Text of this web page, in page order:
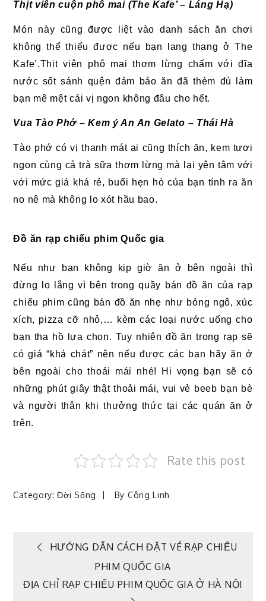
Thịt viên cuộn phô mai (The Kafe’ – Láng Hạ)
Món này cũng được liệt vào danh sách ăn chơi
không thể thiếu được nếu bạn lang thang ở The
Kafe’.Thịt viên phô mai thơm lừng chấm với đĩa
nước sốt sánh quện đảm bảo ăn đã thèm đủ làm
bạn mê mệt cái vị ngon không đâu cho hết.
Vua Tào Phớ – Kem ý An An Gelato – Thái Hà
Tào phớ có vị thanh mát ai cũng thích ăn, kem tươi
ngon cùng cả trà sữa thơm lừng mà lại yên tâm với
với mức giá khá rẻ, buổi hẹn hò của bạn tính ra ăn
no nê mà không lo xót hầu bao.
Đồ ăn rạp chiếu phim Quốc gia
Nếu như bạn không kịp giờ ăn ở bên ngoài thì
đừng lo lắng vì bên trong quầy bán đồ ăn của rạp
chiếu phim cũng bán đồ ăn nhẹ như bỏng ngô, xúc
xích, pizza cỡ nhỏ,… kèm các loại nước uống cho
bạn tha hồ lựa chọn. Tuy nhiên đồ ăn trong rạp sẽ
có giá “khá chát” nên nếu được các bạn hãy ăn ở
bên ngoài cho thoải mái nhé! Hi vọng bạn sẽ có
những phút giây thật thoải mái, vui vẻ beeb bạn bè
và người thân khi thưởng thức tại các quán ăn ở
trên.
Rate this post
Category:Đời Sống By Công Linh
Điều
hướng
HƯỚNG DẪN CÁCH ĐẶT VÉ RẠP CHIẾU
PHIM QUỐC GIA
ĐỊA CHỈ RẠP CHIẾU PHIM QUỐC GIA Ở HÀ NỘI